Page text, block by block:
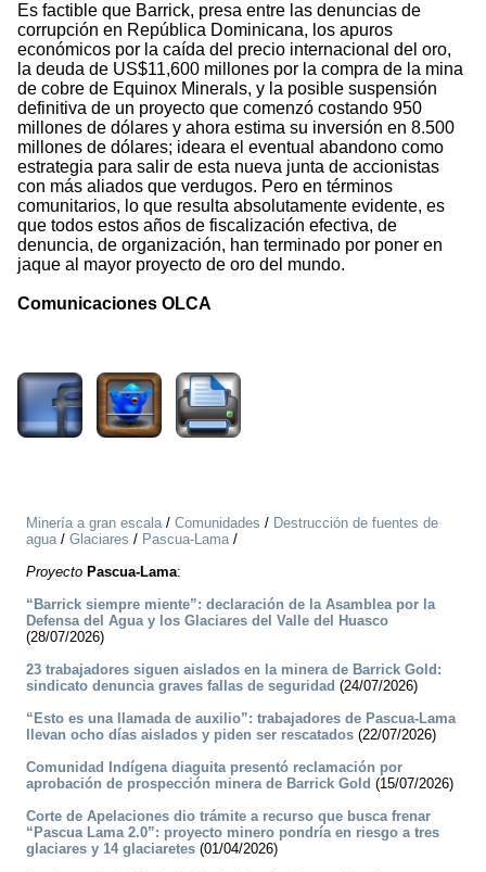
Es factible que Barrick, presa entre las denuncias de
corrupción en República Dominicana, los apuros
económicos por la caída del precio internacional del oro,
la deuda de US$11,600 millones por la compra de la mina
de cobre de Equinox Minerals, y la posible suspensión
definitiva de un proyecto que comenzó costando 950
millones de dólares y ahora estima su inversión en 8.500
millones de dólares; ideara el eventual abandono como
estrategia para salir de esta nueva junta de accionistas
con más aliados que verdugos. Pero en términos
comunitarios, lo que resulta absolutamente evidente, es
que todos estos años de fiscalización efectiva, de
denuncia, de organización, han terminado por poner en
jaque al mayor proyecto de oro del mundo.
Comunicaciones OLCA
Minería a gran escala/ Comunidades / Destrucción de fuentes de
agua/ Glaciares / Pascua-Lama/
Proyecto Pascua-Lama:
“Barrick siempre miente”: declaración de la Asamblea por la
Defensa del Agua y los Glaciares del Valle del Huasco
(28/07/2026)
23 trabajadores siguen aislados en la minera de Barrick Gold:
sindicato denuncia graves fallas de seguridad (24/07/2026)
“Esto es una llamada de auxilio”: trabajadores de Pascua-Lama
llevan ocho días aislados y piden ser rescatados (22/07/2026)
Comunidad Indígena diaguita presentó reclamación por
aprobación de prospección minera de Barrick Gold (15/07/2026)
Corte de Apelaciones dio trámite a recurso que busca frenar
“Pascua Lama 2.0”: proyecto minero pondría en riesgo a tres
glaciares y 14 glaciaretes (01/04/2026)